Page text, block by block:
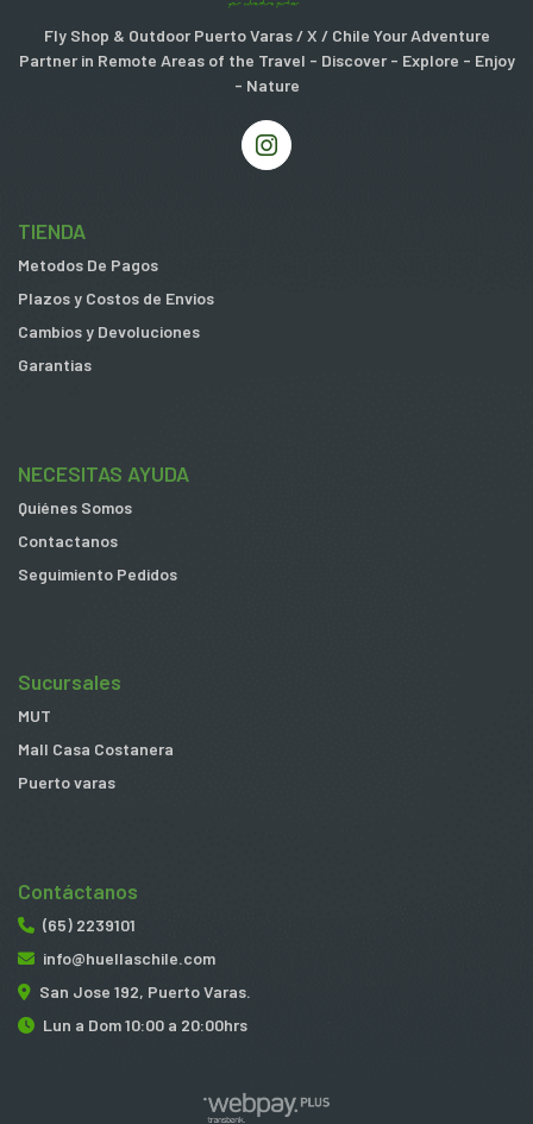
Fly Shop & Outdoor Puerto Varas / X / Chile Your Adventure
Partner in Remote Areas of the Travel - Discover - Explore - Enjoy
- Nature
TIENDA
Metodos De Pagos
Plazos y Costos de Envios
Cambios y Devoluciones
Garantias
NECESITAS AYUDA
Quiénes Somos
Contactanos
Seguimiento Pedidos
Sucursales
MUT
Mall Casa Costanera
Puerto varas
Contáctanos
(65) 2239101
info@huellaschile.com
San Jose 192, Puerto Varas.
Lun a Dom 10:00 a 20:00hrs